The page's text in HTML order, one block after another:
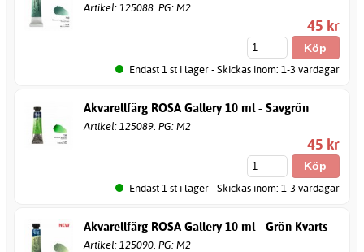
Artikel: 125088. PG: M2
45 kr
Endast 1 st i lager - Skickas inom: 1-3 vardagar
Akvarellfärg ROSA Gallery 10 ml - Savgrön
Artikel: 125089. PG: M2
45 kr
Endast 1 st i lager - Skickas inom: 1-3 vardagar
Akvarellfärg ROSA Gallery 10 ml - Grön Kvarts
Artikel: 125090. PG: M2